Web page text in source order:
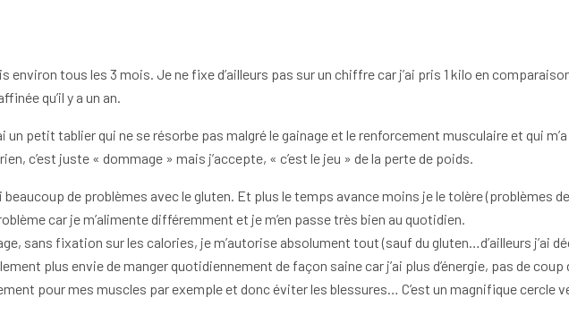
tous les 3 mois. Je ne fixe d’ailleurs pas sur un chiffre car j’ai pris 1 kilo en
qu’il y a un an.
un petit tablier qui ne se résorbe pas malgré le gainage et le renforcement musculaire et qui
c’est juste « dommage » mais j’accepte, « c’est le jeu » de la perte de poids.
beaucoup de problèmes avec le gluten. Et plus le temps avance moins je le tolère (problèmes
car je m’alimente différemment et je m’en passe très bien au quotidien.
sans fixation sur les calories, je m’autorise absolument tout (sauf du gluten…d’ailleurs j’ai
plus envie de manger quotidiennement de façon saine car j’ai plus d’énergie, pas de coup
pour mes muscles par exemple et donc éviter les blessures… C’est un magnifique cercle